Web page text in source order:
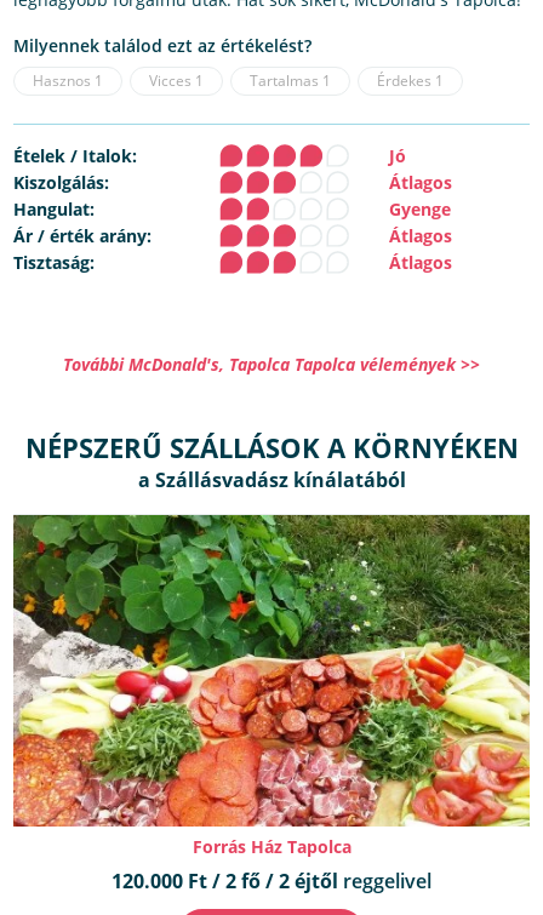
Milyennek találod ezt az értékelést?
Hasznos 1 Vicces 1 Tartalmas 1 Érdekes 1
Ételek / Italok:
Jó
Kiszolgálás:
Átlagos
Hangulat:
Gyenge
Ár / érték arány:
Átlagos
Tisztaság:
Átlagos
További McDonald's, Tapolca Tapolca vélemények >>
NÉPSZERŰ SZÁLLÁSOK A KÖRNYÉKEN
Forrás Ház Tapolca
120.000 Ft / 2 fő / 2 éjtől reggelivel